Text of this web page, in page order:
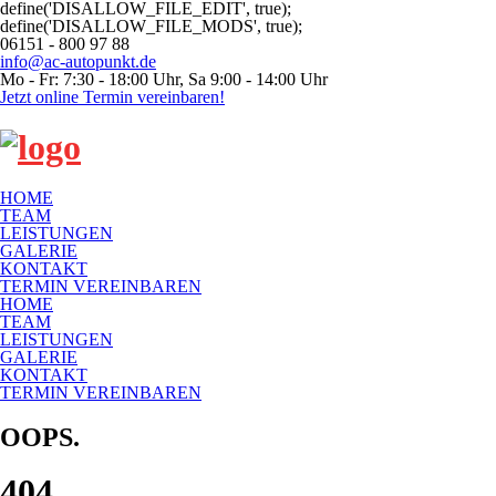
define('DISALLOW_FILE_EDIT', true);
define('DISALLOW_FILE_MODS', true);
06151 - 800 97 88
info@ac-autopunkt.de
Mo - Fr: 7:30 - 18:00 Uhr, Sa 9:00 - 14:00 Uhr
Jetzt online Termin vereinbaren!
HOME
TEAM
LEISTUNGEN
GALERIE
KONTAKT
TERMIN VEREINBAREN
HOME
TEAM
LEISTUNGEN
GALERIE
KONTAKT
TERMIN VEREINBAREN
OOPS.